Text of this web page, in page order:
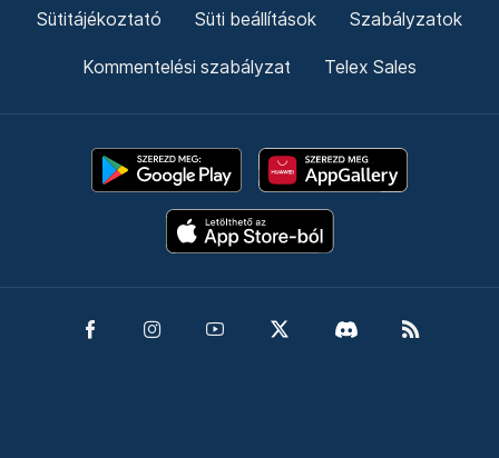
Sütitájékoztató Süti beállítások Szabályzatok
Kommentelési szabályzat Telex Sales